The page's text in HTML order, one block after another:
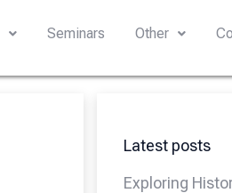
Seminars Other
Latest posts
Exploring